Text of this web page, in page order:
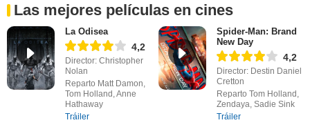
Las mejores películas en cines
La Odisea
4,2
Director: Christopher
Nolan
Reparto Matt Damon,
Tom Holland, Anne
Hathaway
Tráiler
Spider-Man: Brand
New Day
4,2
Director: Destin Daniel
Cretton
Reparto Tom Holland,
Zendaya, Sadie Sink
Tráiler